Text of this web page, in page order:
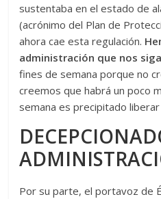
sustentaba en el estado de
(acrónimo del Plan de
ahora cae esta regulación.
administración que nos
fines de semana porque no
creemos que habrá un poco
semana es precipitado liberar
Por su parte, el portavoz de